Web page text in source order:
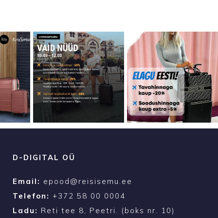
D-DIGITAL OÜ
Email: epood@reisisemu.ee
Telefon: +372 58 00 0004
Ladu: Reti tee 8, Peetri. (boks nr. 10)